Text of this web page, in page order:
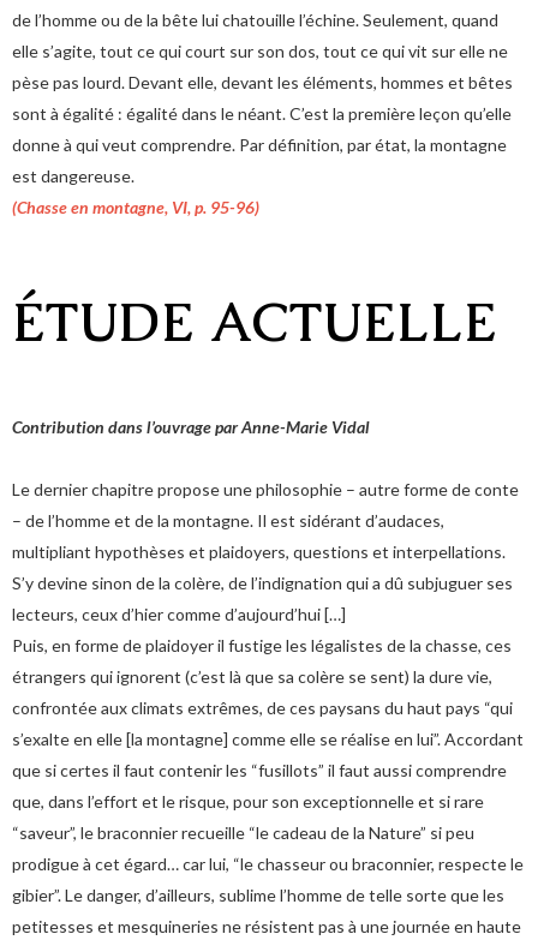
de l’homme ou de la bête lui chatouille l’échine. Seulement, quand
elle s’agite, tout ce qui court sur son dos, tout ce qui vit sur elle ne
pèse pas lourd. Devant elle, devant les éléments, hommes et bêtes
sont à égalité : égalité dans le néant. C’est la première leçon qu’elle
donne à qui veut comprendre. Par définition, par état, la montagne
est dangereuse.
(Chasse en montagne, VI, p. 95-96)
ÉTUDE ACTUELLE
Contribution dans l’ouvrage par Anne-Marie Vidal
Le dernier chapitre propose une philosophie – autre forme de conte
– de l’homme et de la montagne. Il est sidérant d’audaces,
multipliant hypothèses et plaidoyers, questions et interpellations.
S’y devine sinon de la colère, de l’indignation qui a dû subjuguer ses
lecteurs, ceux d’hier comme d’aujourd’hui […]
Puis, en forme de plaidoyer il fustige les légalistes de la chasse, ces
étrangers qui ignorent (c’est là que sa colère se sent) la dure vie,
confrontée aux climats extrêmes, de ces paysans du haut pays “qui
s’exalte en elle [la montagne] comme elle se réalise en lui”. Accordant
que si certes il faut contenir les “fusillots” il faut aussi comprendre
que, dans l’effort et le risque, pour son exceptionnelle et si rare
“saveur”, le braconnier recueille “le cadeau de la Nature” si peu
prodigue à cet égard… car lui, “le chasseur ou braconnier, respecte le
gibier”. Le danger, d’ailleurs, sublime l’homme de telle sorte que les
petitesses et mesquineries ne résistent pas à une journée en haute